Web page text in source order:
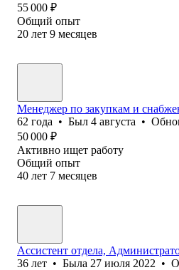
55 000 ₽
Общий опыт
20 лет 9 месяцев
Менеджер по закупкам и
62 года • Был 4 августа •
50 000 ₽
Активно ищет работу
Общий опыт
40 лет 7 месяцев
Ассистент отдела,
36 лет • Была 27 июля 2022 •